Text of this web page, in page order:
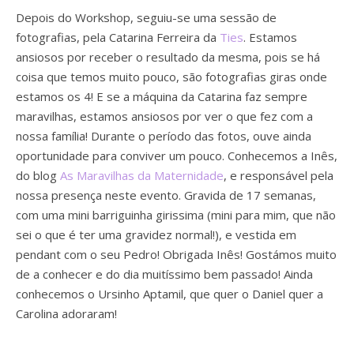
Depois do Workshop, seguiu-se uma sessão de
fotografias, pela Catarina Ferreira da Ties. Estamos
ansiosos por receber o resultado da mesma, pois se há
coisa que temos muito pouco, são fotografias giras onde
estamos os 4! E se a máquina da Catarina faz sempre
maravilhas, estamos ansiosos por ver o que fez com a
nossa família! Durante o período das fotos, ouve ainda
oportunidade para conviver um pouco. Conhecemos a Inês,
do blog As Maravilhas da Maternidade, e responsável pela
nossa presença neste evento. Gravida de 17 semanas,
com uma mini barriguinha girissima (mini para mim, que não
sei o que é ter uma gravidez normal!), e vestida em
pendant com o seu Pedro! Obrigada Inês! Gostámos muito
de a conhecer e do dia muitíssimo bem passado! Ainda
conhecemos o Ursinho Aptamil, que quer o Daniel quer a
Carolina adoraram!